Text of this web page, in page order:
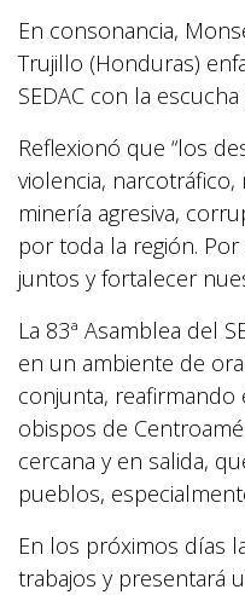
En consonancia,
Trujillo (Honduras)
SEDAC con la
Reflexionó que “los
violencia, narcotráfico,
minería agresiva,
por toda la región.
juntos y fortalecer
La 83ª Asamblea del
en un ambiente de
conjunta,
obispos de
cercana y en salida,
pueblos,
En los próximos días
trabajos y presentará